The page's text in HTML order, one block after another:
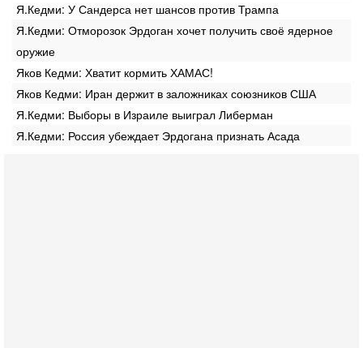
Я.Кедми: У Сандерса нет шансов против Трампа
Я.Кедми: Отморозок Эрдоган хочет получить своё ядерное
оружие
Яков Кедми: Хватит кормить ХАМАС!
Яков Кедми: Иран держит в заложниках союзников США
Я.Кедми: Выборы в Израиле выиграл Либерман
Я.Кедми: Россия убеждает Эрдогана признать Асада